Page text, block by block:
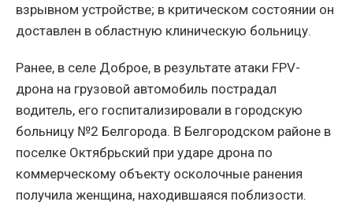
взрывном устройстве; в критическом состоянии он
доставлен в областную клиническую больницу.
Ранее, в селе Доброе, в результате атаки FPV-
дрона на грузовой автомобиль пострадал
водитель, его госпитализировали в городскую
больницу №2 Белгорода. В Белгородском районе в
поселке Октябрьский при ударе дрона по
коммерческому объекту осколочные ранения
получила женщина, находившаяся поблизости.